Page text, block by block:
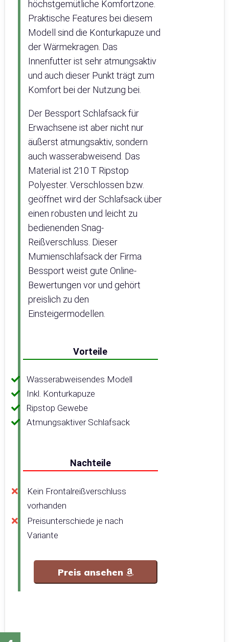
höchstgemütliche Komfortzone.
Praktische Features bei diesem
Modell sind die Konturkapuze und
der Wärmekragen. Das
Innenfutter ist sehr atmungsaktiv
und auch dieser Punkt trägt zum
Komfort bei der Nutzung bei.
Der Bessport Schlafsack für
Erwachsene ist aber nicht nur
äußerst atmungsaktiv, sondern
auch wasserabweisend. Das
Material ist 210 T Ripstop
Polyester. Verschlossen bzw.
geöffnet wird der Schlafsack über
einen robusten und leicht zu
bedienenden Snag-
Reißverschluss. Dieser
Mumienschlafsack der Firma
Bessport weist gute Online-
Bewertungen vor und gehört
preislich zu den
Einsteigermodellen.
Vorteile
Wasserabweisendes Modell
Inkl. Konturkapuze
Ripstop Gewebe
Atmungsaktiver Schlafsack
Nachteile
Kein Frontalreißverschluss
vorhanden
Preisunterschiede je nach
Variante
Preis ansehen